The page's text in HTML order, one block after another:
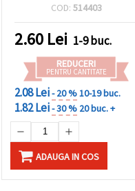
fațetat, Rainbow
COD: 514403
2.60 Lei 1-9 buc.
REDUCERI
PENTRU CANTITATE
2.08 Lei- 20 %10-19 buc.
1.82 Lei- 30 % 20 buc. +
ADAUGA IN COS